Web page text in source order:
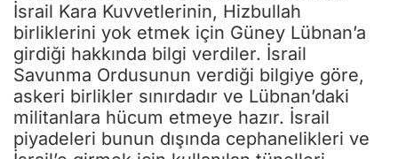
İsrail Kara Kuvvetlerinin, Hizbullah
birliklerini yok etmek için Güney Lübnan’a
girdiği hakkında bilgi verdiler. İsrail
Savunma Ordusunun verdiği bilgiye göre,
askeri birlikler sınırdadır ve Lübnan’daki
militanlara hücum etmeye hazır. İsrail
piyadeleri bunun dışında cephanelikleri ve